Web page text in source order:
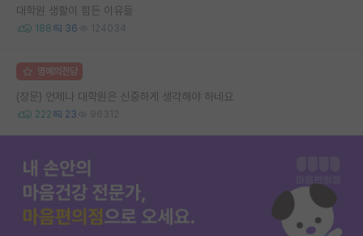
대학원 생활이 힘든 이유들
188 36 124034
명예의전당
(장문) 언제나 대학원은 신중하게 생각해야 하네요
222 23 96312